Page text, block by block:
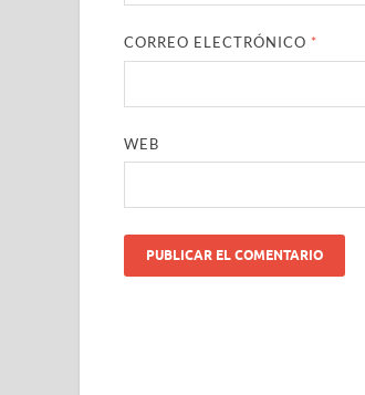
CORREO ELECTRÓNICO *
WEB